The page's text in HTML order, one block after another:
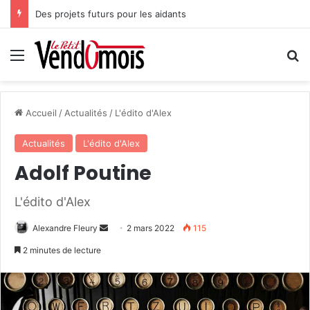
Des projets futurs pour les aidants
Menu
Accueil / Actualités / L'édito d'Alex
Actualités L'édito d'Alex
Adolf Poutine
L'édito d'Alex
Alexandre Fleury
o
2 mars 2022 115
2 minutes de lecture